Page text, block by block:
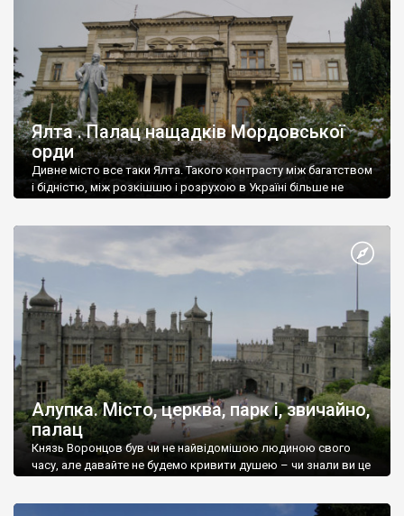
Ялта . Палац нащадків Мордовської
орди
Дивне місто все таки Ялта. Такого контрасту між багатством
і бідністю, між розкішшю і розрухою в Україні більше не
Алупка. Місто, церква, парк і, звичайно,
палац
Князь Воронцов був чи не найвідомішою людиною свого
часу, але давайте не будемо кривити душею – чи знали ви це